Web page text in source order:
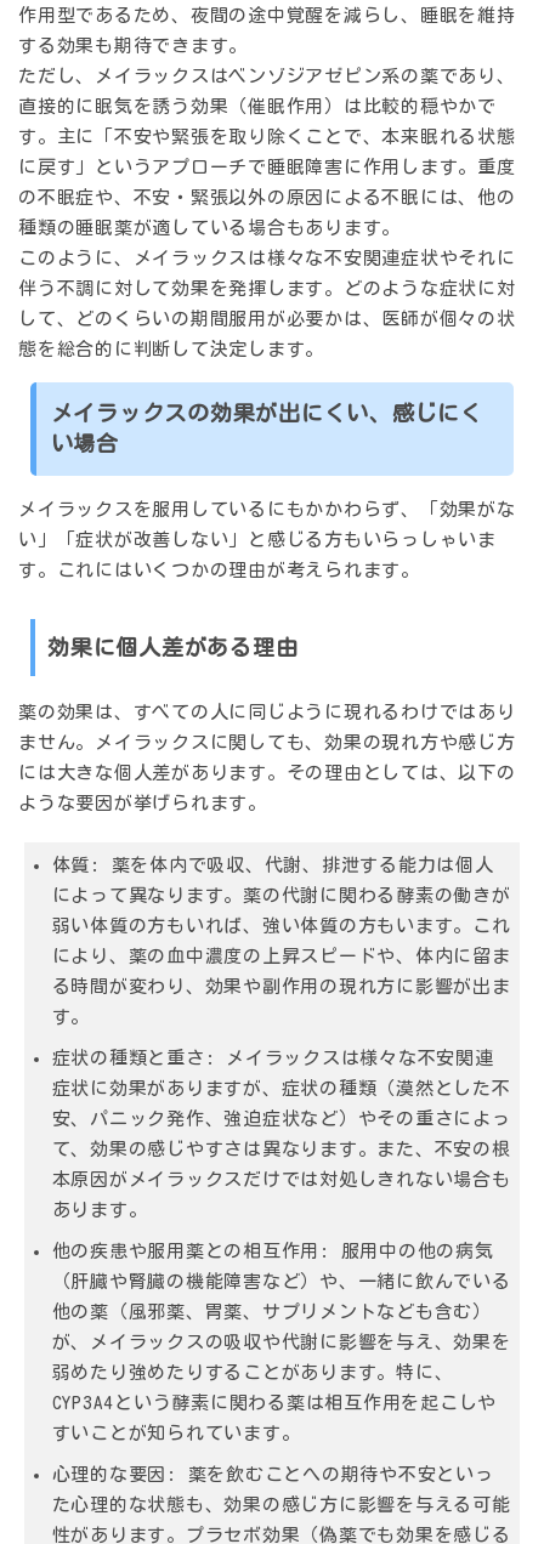
作用型であるため、夜間の途中覚醒を減らし、睡眠を維持
する効果も期待できます。
ただし、メイラックスはベンゾジアゼピン系の薬であり、
直接的に眠気を誘う効果（催眠作用）は比較的穏やかで
す。主に
「不安や緊張を取り除くことで、本来眠れる状態
に戻す」
というアプローチで睡眠障害に作用します。重度
の不眠症や、不安・緊張以外の原因による不眠には、他の
種類の睡眠薬が適している場合もあります。
このように、メイラックスは様々な不安関連症状やそれに
伴う不調に対して効果を発揮します。どのような症状に対
して、どのくらいの期間服用が必要かは、医師が個々の状
態を総合的に判断して決定します。
メイラックスの効果が出にくい、感じにく
い場合
メイラックスを服用しているにもかかわらず、「効果がな
い」「症状が改善しない」と感じる方もいらっしゃいま
す。これにはいくつかの理由が考えられます。
効果に個人差がある理由
薬の効果は、すべての人に同じように現れるわけではあり
ません。メイラックスに関しても、効果の現れ方や感じ方
には大きな個人差があります。その理由としては、以下の
ような要因が挙げられます。
体質:
薬を体内で吸収、代謝、排泄する能力は個人
によって異なります。薬の代謝に関わる酵素の働きが
弱い体質の方もいれば、強い体質の方もいます。これ
により、薬の血中濃度の上昇スピードや、体内に留ま
る時間が変わり、効果や副作用の現れ方に影響が出ま
す。
症状の種類と重さ:
メイラックスは様々な不安関連
症状に効果がありますが、症状の種類（漠然とした不
安、パニック発作、強迫症状など）やその重さによっ
て、効果の感じやすさは異なります。また、不安の根
本原因がメイラックスだけでは対処しきれない場合も
あります。
他の疾患や服用薬との相互作用:
服用中の他の病気
（肝臓や腎臓の機能障害など）や、一緒に飲んでいる
他の薬（風邪薬、胃薬、サプリメントなども含む）
が、メイラックスの吸収や代謝に影響を与え、効果を
弱めたり強めたりすることがあります。特に、
CYP3A4という酵素に関わる薬は相互作用を起こしや
すいことが知られています。
心理的な要因:
薬を飲むことへの期待や不安といっ
た心理的な状態も、効果の感じ方に影響を与える可能
性があります。プラセボ効果（偽薬でも効果を感じる